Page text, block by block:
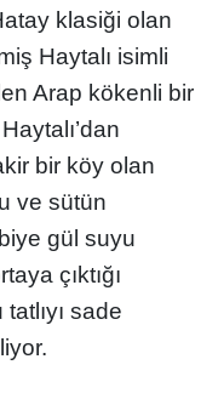
klasiği olan
Haytalı isimli
Arap kökenli bir
bir köy olan
ve sütün
gül suyu
çıktığı
sade